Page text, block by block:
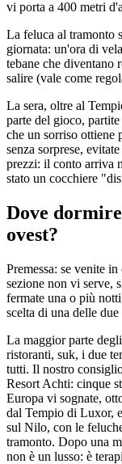
vi porta a 400 metri
La feluca al tramonto
giornata: un'ora di
tebane che diventano
salire (vale come
La sera, oltre al
parte del gioco,
che un sorriso ottiene
senza sorprese,
prezzi: il conto arriva
stato un cocchiere
Dove
ovest?
Premessa: se venite
sezione non vi serve,
fermate una o più
scelta di una delle
La maggior parte
ristoranti, suk, i due
tutti. Il nostro
Resort Achti: cinque
Europa vi sognate,
dal Tempio di Luxor,
sul Nilo, con le
tramonto. Dopo una
non è un lusso: è